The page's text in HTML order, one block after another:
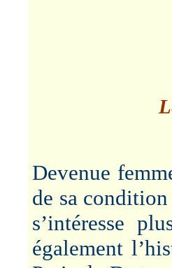
Devenue
de sa
s’intéresse
également